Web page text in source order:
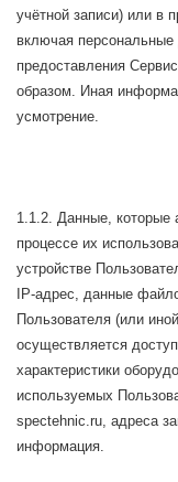
учётной записи) или в
включая
предоставления
образом. Иная
усмотрение.
1.1.2. Данные, которые
процессе их
устройстве
IP-адрес, данные
Пользователя (или
осуществляется
характеристики
используемых
spectehnic.ru, адреса
информация.